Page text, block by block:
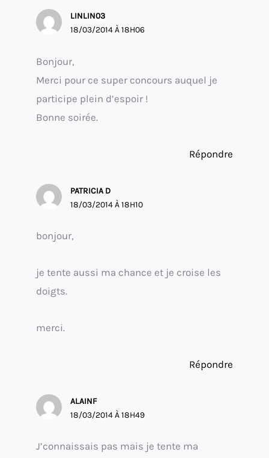
LINLIN03
18/03/2014 À 18H06
Bonjour,
Merci pour ce super concours auquel je
participe plein d’espoir !
Bonne soirée.
Répondre
PATRICIA D
18/03/2014 À 18H10
bonjour,
je tente aussi ma chance et je croise les
doigts.
merci.
Répondre
ALAINF
18/03/2014 À 18H49
J’connaissais pas mais je tente ma